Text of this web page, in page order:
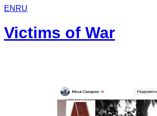
EN RU
Victims of War